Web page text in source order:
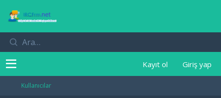
Kayıt ol Giriş yap
Kullanıcılar